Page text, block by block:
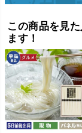
この商品を見
ます！